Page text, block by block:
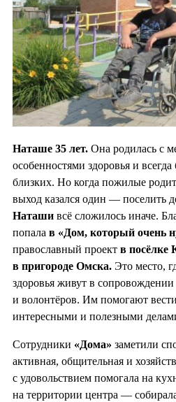
Наташе 35 лет. Она родилась с
особенностями здоровья и
близких. Но когда пожилые
выход казался один — поселить
Наташи всё сложилось иначе.
попала в «Дом, который очень
православный проект в посёлке
в пригороде Омска. Это место,
здоровья живут в сопровождении
и волонтёров. Им помогают
интересными и полезными
Сотрудники «Дома» заметили
активная, общительная и
с удовольствием помогала на
на территории центра —